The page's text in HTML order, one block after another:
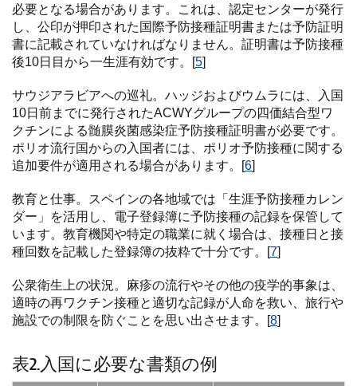
必要となる場合があります。これは、認定センターが発行
し、公印が押印された国際予防接種証明書または予防証明
書に記載されていなければなりません。証明書は予防接種
後10日目から一生涯有効です。[5]
サウジアラビアへの巡礼。ハッジおよびウムラには、入国
10日前までに発行されたACWYグループの四価結合型ワ
クチンによる髄膜炎菌感染症予防接種証明書が必要です。
ポリオ流行国からの入国者には、ポリオ予防接種に関する
追加要件が適用される場合があります。[6]
教育と仕事。スペインの各地域では「生涯予防接種カレン
ダー」を活用し、電子登録簿に予防接種の記録を保管して
います。教育機関や特定の職業に就く場合は、接種日と接
種回数を記載した登録簿の抜粋で十分です。[7]
公衆衛生上の状況。麻疹の流行やその他の疫学的事象は、
適時の再ワクチン接種と適切な記録が人命を救い、旅行や
施設での制限を防ぐことを思い出させます。[8]
表2.入国に必要な書類の例